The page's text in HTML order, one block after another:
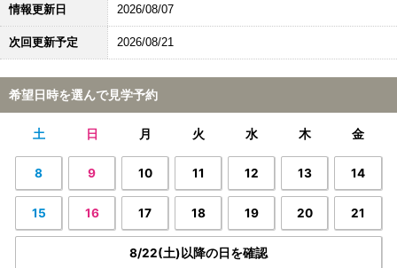
情報更新日 2026/08/07
次回更新予定 2026/08/21
希望日時を選んで見学予約
土 日 月 火 水 木 金
8 9 10 11 12 13 14
15 16 17 18 19 20 21
8/22(土)以降の日を確認